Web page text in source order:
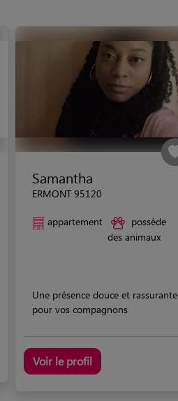
Samantha
ERMONT 95120
appartement
possède
des animaux
Une présence douce et rassurante
pour vos compagnons
Voir le profil